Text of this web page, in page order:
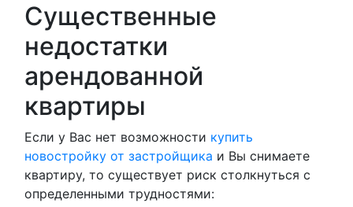
Существенные
недостатки
арендованной
квартиры
Если у Вас нет возможности купить
новостройку от застройщика и Вы снимаете
квартиру, то существует риск столкнуться с
определенными трудностями: